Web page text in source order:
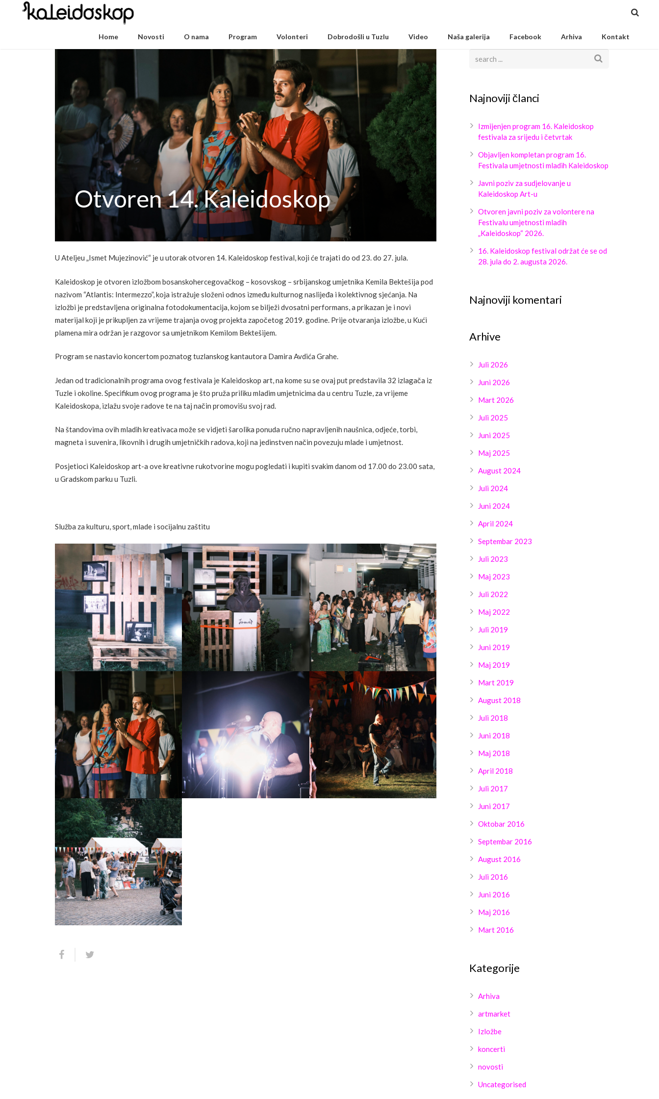
Home Novosti O nama Program Volonteri Dobrodošli u Tuzlu Video Naša galerija Facebook Arhiva Kontakt
Otvoren 14. Kaleidoskop
U Ateljeu „Ismet Mujezinović“ je u utorak otvoren 14. Kaleidoskop festival, koji će trajati do od 23. do 27. jula.
Kaleidoskop je otvoren izložbom bosanskohercegovačkog – kosovskog – srbijanskog umjetnika Kemila Bektešija pod
nazivom “Atlantis: Intermezzo”, koja istražuje složeni odnos između kulturnog naslijeđa i kolektivnog sjećanja. Na
izložbi je predstavljena originalna fotodokumentacija, kojom se bilježi dvosatni performans, a prikazan je i novi
materijal koji je prikupljen za vrijeme trajanja ovog projekta započetog 2019. godine. Prije otvaranja izložbe, u Kući
plamena mira održan je razgovor sa umjetnikom Kemilom Bektešijem.
Program se nastavio koncertom poznatog tuzlanskog kantautora Damira Avdića Grahe.
Jedan od tradicionalnih programa ovog festivala je Kaleidoskop art, na kome su se ovaj put predstavila 32 izlagača iz
Tuzle i okoline. Specifikum ovog programa je što pruža priliku mladim umjetnicima da u centru Tuzle, za vrijeme
Kaleidoskopa, izlažu svoje radove te na taj način promovišu svoj rad.
Na štandovima ovih mladih kreativaca može se vidjeti šarolika ponuda ručno napravljenih naušnica, odjeće, torbi,
magneta i suvenira, likovnih i drugih umjetničkih radova, koji na jedinstven način povezuju mlade i umjetnost.
Posjetioci Kaleidoskop art-a ove kreativne rukotvorine mogu pogledati i kupiti svakim danom od 17.00 do 23.00 sata,
u Gradskom parku u Tuzli.
Služba za kulturu, sport, mlade i socijalnu zaštitu
Najnoviji članci
Izmijenjen program 16. Kaleidoskop
festivala za srijedu i četvrtak
Objavljen kompletan program 16.
Festivala umjetnosti mladih Kaleidoskop
Javni poziv za sudjelovanje u
Kaleidoskop Art-u
Otvoren javni poziv za volontere na
Festivalu umjetnosti mladih
„Kaleidoskop“ 2026.
16. Kaleidoskop festival održat će se od
28. jula do 2. augusta 2026.
Najnoviji komentari
Arhive
Juli 2026
Juni 2026
Mart 2026
Juli 2025
Juni 2025
Maj 2025
August 2024
Juli 2024
Juni 2024
April 2024
Septembar 2023
Juli 2023
Maj 2023
Juli 2022
Maj 2022
Juli 2019
Juni 2019
Maj 2019
Mart 2019
August 2018
Juli 2018
Juni 2018
Maj 2018
April 2018
Juli 2017
Juni 2017
Oktobar 2016
Septembar 2016
August 2016
Juli 2016
Juni 2016
Maj 2016
Mart 2016
Kategorije
Arhiva
artmarket
Izložbe
koncerti
novosti
Uncategorised